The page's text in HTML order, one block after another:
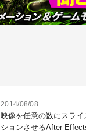
2014/08/08
映像を任意の数にスラ
ションさせるAfter